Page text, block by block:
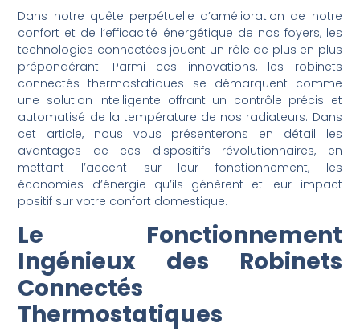
Dans notre quête perpétuelle d’amélioration de notre
confort et de l’efficacité énergétique de nos foyers, les
technologies connectées jouent un rôle de plus en plus
prépondérant. Parmi ces innovations, les robinets
connectés thermostatiques se démarquent comme
une solution intelligente offrant un contrôle précis et
automatisé de la température de nos radiateurs. Dans
cet article, nous vous présenterons en détail les
avantages de ces dispositifs révolutionnaires, en
mettant l’accent sur leur fonctionnement, les
économies d’énergie qu’ils génèrent et leur impact
positif sur votre confort domestique.
Le Fonctionnement
Ingénieux des Robinets
Connectés
Thermostatiques